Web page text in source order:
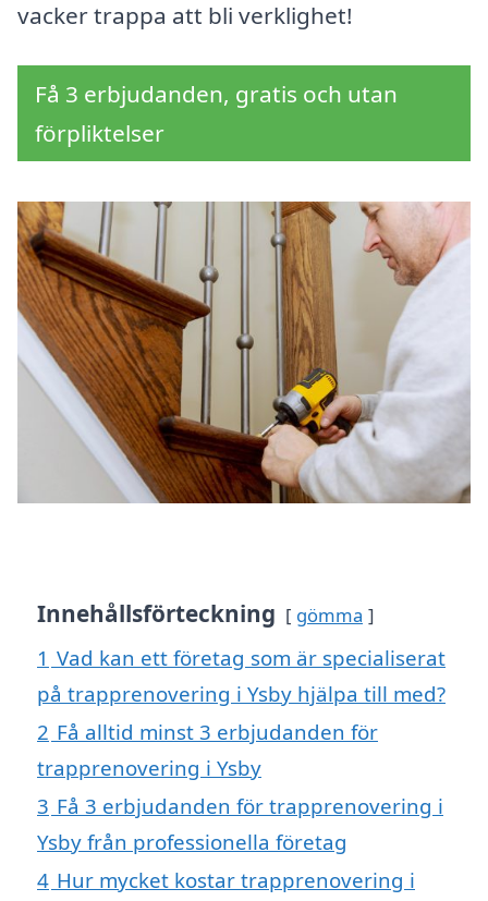
vacker trappa att bli verklighet!
Få 3 erbjudanden, gratis och utan
förpliktelser
Innehållsförteckning gömma
1 Vad kan ett företag som är specialiserat
på trapprenovering i Ysby hjälpa till med?
2 Få alltid minst 3 erbjudanden för
trapprenovering i Ysby
3 Få 3 erbjudanden för trapprenovering i
Ysby från professionella företag
4 Hur mycket kostar trapprenovering i